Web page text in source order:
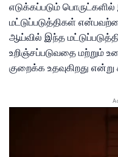
எடுக்கப்படும்
மட்டுப்படுத்திகள்
ஆய்வில் இந்த
உறிஞ்சப்படுவதை மற்றும்
குறைக்க உதவுகிறது